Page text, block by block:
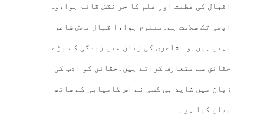
اقبال کی عظمت اور علم کا جو نقش قائم ہوا،وہ
ابھی تک سلامت ہے۔معلوم ہوا،ا قبال محض شاعر
نہیں ہیں۔وہ شاعری کی زبان میں زندگی کے بڑے
حقائق سے متعارف کراتے ہیں۔حقائق کو ادب کی
زبان میں شاید ہی کسی نے اس کامیابی کے ساتھ
بیان کیا ہو۔